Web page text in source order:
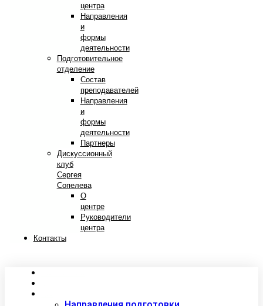
центра
Направления
и
формы
деятельности
Подготовительное
отделение
Состав
преподавателей
Направления
и
формы
деятельности
Партнеры
Дискуссионный
клуб
Сергея
Сопелева
О
центре
Руководители
центра
Контакты